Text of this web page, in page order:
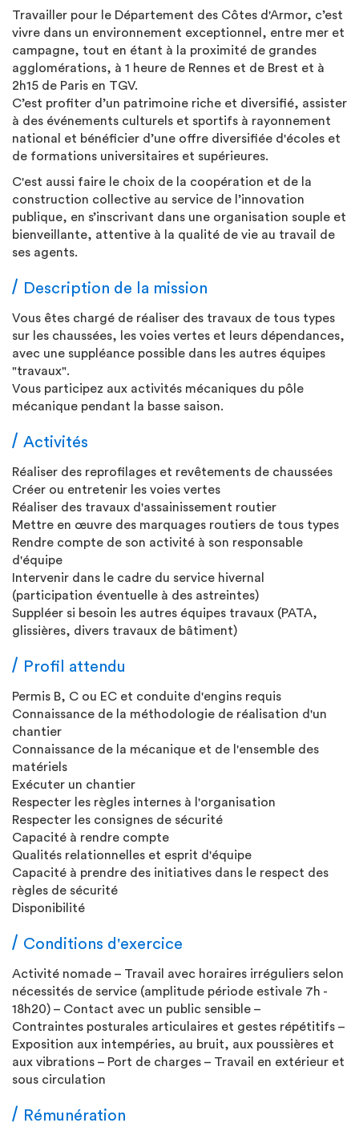
Travailler pour le Département des Côtes d'Armor, c’est
vivre dans un environnement exceptionnel, entre mer et
campagne, tout en étant à la proximité de grandes
agglomérations, à 1 heure de Rennes et de Brest et à
2h15 de Paris en TGV.
C’est profiter d’un patrimoine riche et diversifié, assister
à des événements culturels et sportifs à rayonnement
national et bénéficier d’une offre diversifiée d'écoles et
de formations universitaires et supérieures.
C'est aussi faire le choix de la coopération et de la
construction collective au service de l’innovation
publique, en s’inscrivant dans une organisation souple et
bienveillante, attentive à la qualité de vie au travail de
ses agents.
Description de la mission
Vous êtes chargé de réaliser des travaux de tous types
sur les chaussées, les voies vertes et leurs dépendances,
avec une suppléance possible dans les autres équipes
"travaux".
Vous participez aux activités mécaniques du pôle
mécanique pendant la basse saison.
Activités
Réaliser des reprofilages et revêtements de chaussées
Créer ou entretenir les voies vertes
Réaliser des travaux d'assainissement routier
Mettre en œuvre des marquages routiers de tous types
Rendre compte de son activité à son responsable
d'équipe
Intervenir dans le cadre du service hivernal
(participation éventuelle à des astreintes)
Suppléer si besoin les autres équipes travaux (PATA,
glissières, divers travaux de bâtiment)
Profil attendu
Permis B, C ou EC et conduite d'engins requis
Connaissance de la méthodologie de réalisation d'un
chantier
Connaissance de la mécanique et de l'ensemble des
matériels
Exécuter un chantier
Respecter les règles internes à l'organisation
Respecter les consignes de sécurité
Capacité à rendre compte
Qualités relationnelles et esprit d'équipe
Capacité à prendre des initiatives dans le respect des
règles de sécurité
Disponibilité
Conditions d'exercice
Activité nomade – Travail avec horaires irréguliers selon
nécessités de service (amplitude période estivale 7h -
18h20) – Contact avec un public sensible –
Contraintes posturales articulaires et gestes répétitifs –
Exposition aux intempéries, au bruit, aux poussières et
aux vibrations – Port de charges – Travail en extérieur et
sous circulation
Rémunération